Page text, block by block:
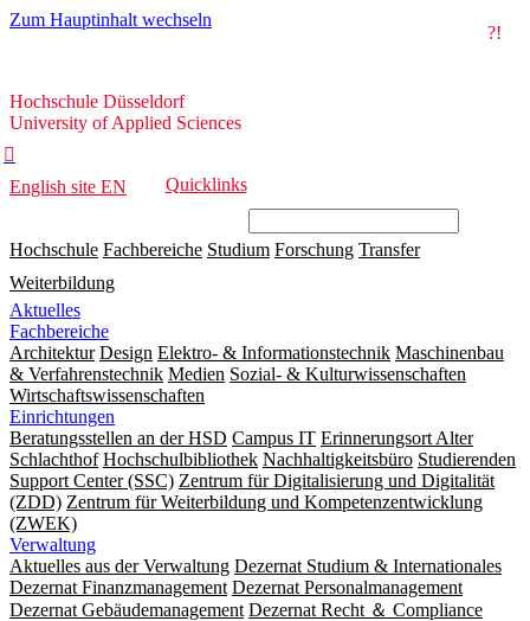
Zum Hauptinhalt wechseln
?!
Hochschule
Düsseldorf
Hochschule Düsseldorf
University of Applied Sciences

English site EN Quicklinks
Hochschule Fachbereiche Studium Forschung Transfer
Weiterbildung
Aktuelles
Fachbereiche
Architektur Design Elektro- & Informationstechnik Maschinenbau
& Verfahrenstechnik Medien Sozial- & Kulturwissenschaften
Wirtschaftswissenschaften
Einrichtungen
Beratungsstellen an der HSD Campus IT Erinnerungsort Alter
Schlachthof Hochschulbibliothek Nachhaltigkeitsbüro Studierenden
Support Center (SSC) Zentrum für Digitalisierung und Digitalität
(ZDD) Zentrum für Weiterbildung und Kompetenzentwicklung
(ZWEK)
Verwaltung
Aktuelles aus der Verwaltung Dezernat Studium & Internationales
Dezernat Finanzmanagement Dezernat Personalmanagement
Dezernat Gebäudemanagement Dezernat Recht ＆ Compliance